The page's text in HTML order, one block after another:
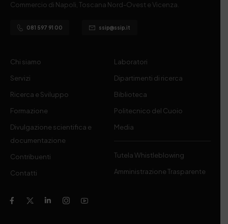
Commercio di Napoli, Toscana Nord-Ovest e Vicenza.
081 597 91 00 ssip@ssip.it
Chi siamo
Servizi
Ricerca e Sviluppo
Formazione
Divulgazione scientifica e
documentazione
Contribuenti
Contatti
Laboratori
Dipartimenti di ricerca
Biblioteca
Politecnico del Cuoio
Media
Tutela Whistleblowing
Amministrazione Trasparente